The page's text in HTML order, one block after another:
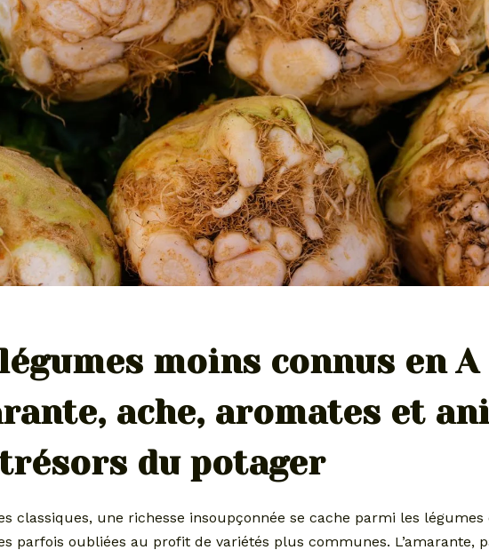
moins connus en A
ache, aromates et
du potager
classiques, une richesse insoupçonnée se cache parmi les légumes
parfois oubliées au profit de variétés plus communes. L’amarante,